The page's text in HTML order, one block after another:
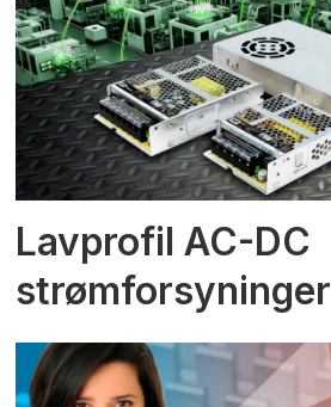
Lavprofil AC-DC
strømforsyninger